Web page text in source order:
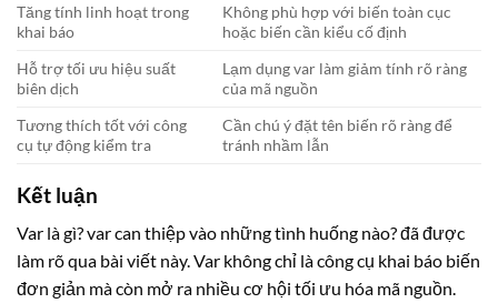
Tăng tính linh hoạt trong
khai báo
Không phù hợp với biến toàn cục
hoặc biến cần kiểu cố định
Hỗ trợ tối ưu hiệu suất
biên dịch
Lạm dụng var làm giảm tính rõ ràng
của mã nguồn
Tương thích tốt với công
cụ tự động kiểm tra
Cần chú ý đặt tên biến rõ ràng để
tránh nhầm lẫn
Kết luận
Var là gì? var can thiệp vào những tình huống nào? đã được
làm rõ qua bài viết này. Var không chỉ là công cụ khai báo biến
đơn giản mà còn mở ra nhiều cơ hội tối ưu hóa mã nguồn.